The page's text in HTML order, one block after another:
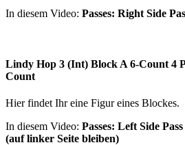
In diesem Video: Passes: Right Side
Lindy Hop 3 (Int) Block A 6-Count 4
Count
Hier findet Ihr eine Figur eines Blockes.
In diesem Video: Passes: Left Side
(auf linker Seite bleiben)